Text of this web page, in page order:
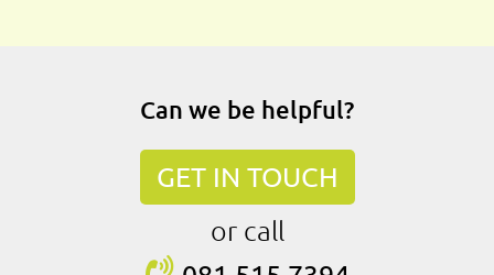
Can we be helpful?
GET IN TOUCH
or call